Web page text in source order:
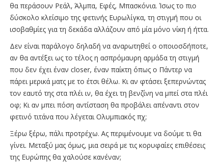
θα περάσουν Ρεάλ, Άλμπα, Εφές, Μπασκόνια. Ίσως το πιο
δύσκολο κλείσιμο της φετινής Ευρωλίγκα, τη στιγμή που οι
ισοβαθμίες για τη δεκάδα αλλάζουν από μία μόνο νίκη ή ήττα.
Δεν είναι παράλογο δηλαδή να αναρωτηθεί ο οποιοσδήποτε,
αν θα αντέξει ως το τέλος η ασπρόμαυρη αρμάδα τη στιγμή
που δεν έχει έναν closer, έναν παίκτη όπως ο Πάντερ να
πάρει μερικά ματς με το έτσι θέλω. Κι αν φτάσει ξεπερνώντας
τον εαυτό της στα πλέι ιν, θα έχει τη βενζίνη να μπεί στα πλέι
οφ; Κι αν μπει πόση αντίσταση θα προβάλει απέναντι στον
φετινό τιτάνα που λέγεται Ολυμπιακός πχ;
Ξέρω ξέρω, πάλι προτρέχω. Ας περιμένουμε να δούμε τι θα
γίνει. Μεταξύ μας όμως, μια σειρά με τις κορυφαίες επιθέσεις
της Ευρώπης θα χαλούσε κανέναν;